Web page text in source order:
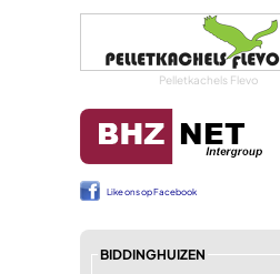
Pelletkachels Flevo
Like ons op Facebook
BIDDINGHUIZEN